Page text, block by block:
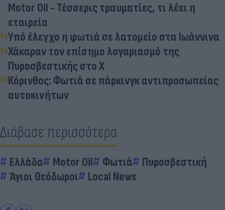
Motor Oil - Τέσσερις τραυματίες, τι λέει η
εταιρεία
Υπό έλεγχο η φωτιά σε λατομείο στα Ιωάννινα
Χάκαραν τον επίσημο λογαριασμό της
Πυροσβεστικής στο X
Κόρινθος: Φωτιά σε πάρκινγκ αντιπροσωπείας
αυτοκινήτων
Διάβασε περισσότερα
Ελλάδα Motor Oil Φωτιά
Πυροσβεστική
Άγιοι Θεόδωροι
Local News